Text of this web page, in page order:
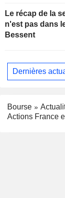
Le récap de la
n'est pas dans
Bessent
Dernières
Bourse
Actions France